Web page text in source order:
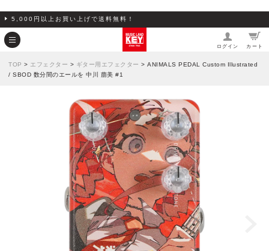
5,000円以上お買い上げで送料無料！
ログイン カート
TOP > エフェクター > ギター用エフェクター > ANIMALS PEDAL Custom Illustrated
/ SBOD 数分間のエールを 中川 萠美 #1